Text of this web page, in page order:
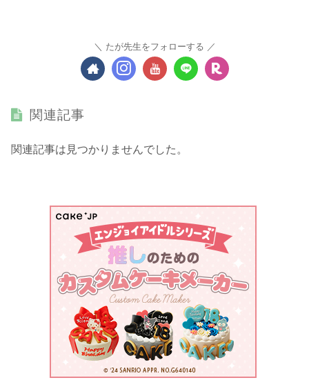
たが先生をフォローする
関連記事
関連記事は見つかりませんでした。